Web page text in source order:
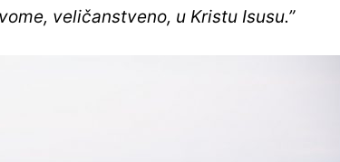
veličanstveno, u Kristu Isusu.”